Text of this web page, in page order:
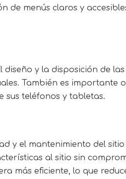
de menús claros y
y la disposición de
También es importante
sus teléfonos y tabletas.
y el mantenimiento del
al sitio sin
más eficiente, lo que